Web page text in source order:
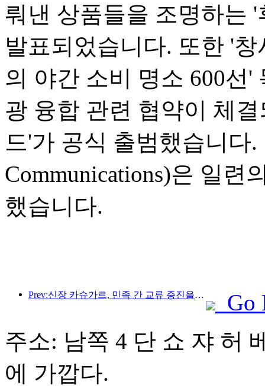
뤄낸 상품들을 조명하는
발표되었습니다. 또한 '
의 야간 소비 명소 600선
광 융합 관련 협약이 체
드'가 공식 출범했습니다
Communications)은 일련
했습니다.
Prev:신장 카슈가르, 민족 간 교류 증진을 위한 관광 홍보 행사 개최
Go
주소: 남쪽 4 단 쇼 쟈 허
에 가깝다.